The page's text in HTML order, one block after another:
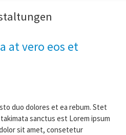
at vero eos et
duo dolores et ea rebum. Stet
sanctus est Lorem ipsum
sit amet, consetetur